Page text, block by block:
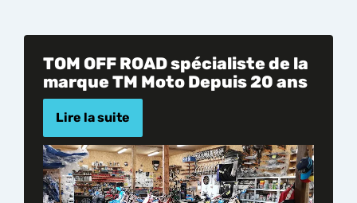
TOM OFF ROAD spécialiste de la
marque TM Moto Depuis 20 ans
Lire la suite